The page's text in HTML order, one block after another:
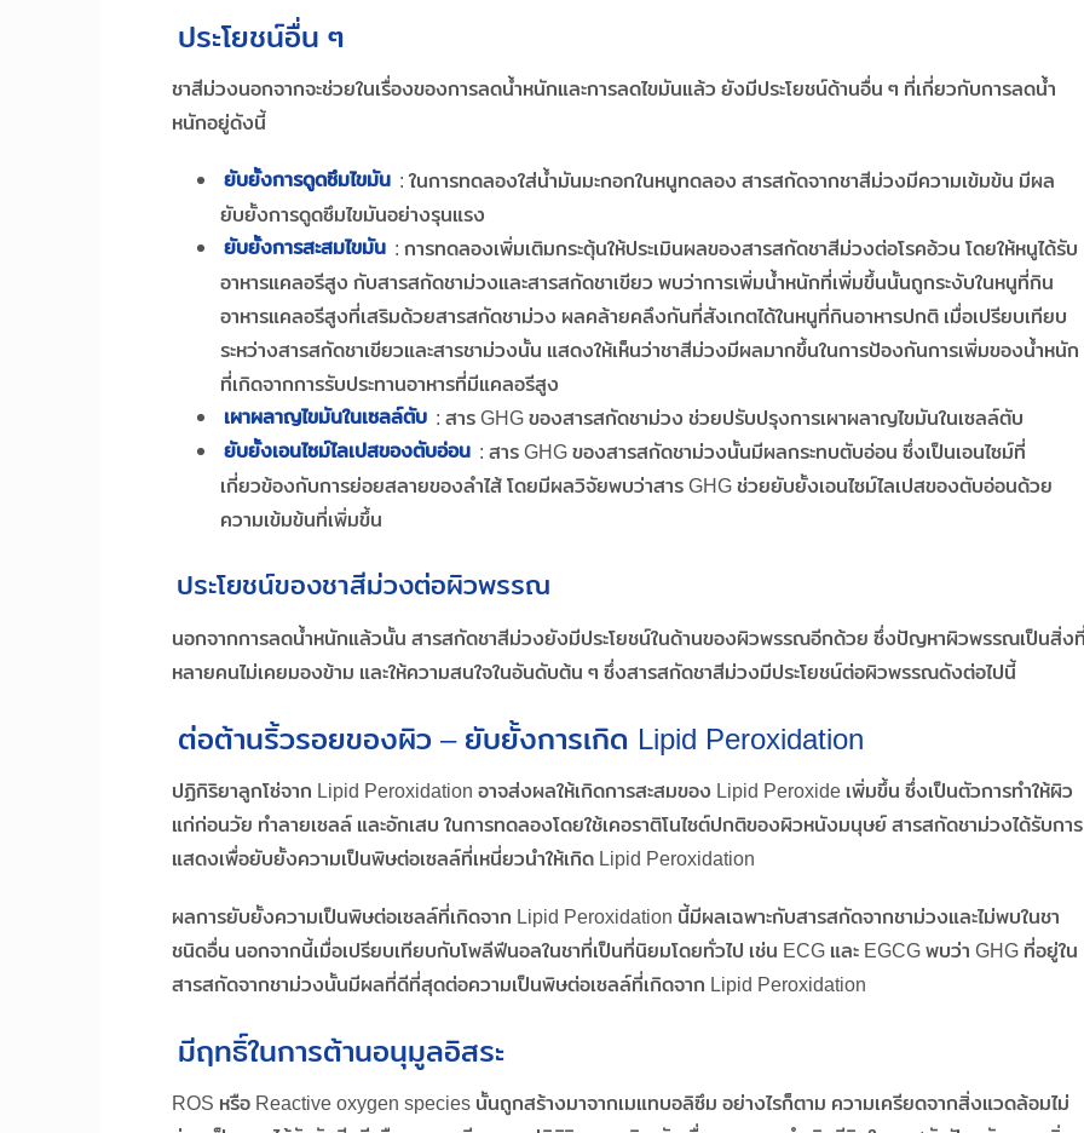
ประโยชน์อื่น ๆ
ชาสีม่วงนอกจากจะช่วยในเรื่องของการลดน้ำหนักและการลดไขมันแล้ว ยังมีประโยชน์ด้านอื่น ๆ ที่เกี่ยวกับการลดน้ำ
หนักอยู่ดังนี้
ยับยั้งการดูดซึมไขมัน : ในการทดลองใส่น้ำมันมะกอกในหนูทดลอง สารสกัดจากชาสีม่วงมีความเข้มข้น มีผล
ยับยั้งการดูดซึมไขมันอย่างรุนแรง
ยับยั้งการสะสมไขมัน : การทดลองเพิ่มเติมกระตุ้นให้ประเมินผลของสารสกัดชาสีม่วงต่อโรคอ้วน โดยให้หนูได้รับ
อาหารแคลอรีสูง กับสารสกัดชาม่วงและสารสกัดชาเขียว พบว่าการเพิ่มน้ำหนักที่เพิ่มขึ้นนั้นถูกระงับในหนูที่กิน
อาหารแคลอรีสูงที่เสริมด้วยสารสกัดชาม่วง ผลคล้ายคลึงกันที่สังเกตได้ในหนูที่กินอาหารปกติ เมื่อเปรียบเทียบ
ระหว่างสารสกัดชาเขียวและสารชาม่วงนั้น แสดงให้เห็นว่าชาสีม่วงมีผลมากขึ้นในการป้องกันการเพิ่มของน้ำหนัก
ที่เกิดจากการรับประทานอาหารที่มีแคลอรีสูง
เผาผลาญไขมันในเซลล์ตับ : สาร GHG ของสารสกัดชาม่วง ช่วยปรับปรุงการเผาผลาญไขมันในเซลล์ตับ
ยับยั้งเอนไซม์ไลเปสของตับอ่อน : สาร GHG ของสารสกัดชาม่วงนั้นมีผลกระทบตับอ่อน ซึ่งเป็นเอนไซม์ที่
เกี่ยวข้องกับการย่อยสลายของลำไส้ โดยมีผลวิจัยพบว่าสาร GHG ช่วยยับยั้งเอนไซม์ไลเปสของตับอ่อนด้วย
ความเข้มข้นที่เพิ่มขึ้น
ประโยชน์ของชาสีม่วงต่อผิวพรรณ
นอกจากการลดน้ำหนักแล้วนั้น สารสกัดชาสีม่วงยังมีประโยชน์ในด้านของผิวพรรณอีกด้วย ซึ่งปัญหาผิวพรรณเป็นสิ่ง
หลายคนไม่เคยมองข้าม และให้ความสนใจในอันดับต้น ๆ ซึ่งสารสกัดชาสีม่วงมีประโยชน์ต่อผิวพรรณดังต่อไปนี้
ต่อต้านริ้วรอยของผิว – ยับยั้งการเกิด Lipid Peroxidation
ปฏิกิริยาลูกโซ่จาก Lipid Peroxidation อาจส่งผลให้เกิดการสะสมของ Lipid Peroxide เพิ่มขึ้น ซึ่งเป็นตัวการทำให้ผิว
แก่ก่อนวัย ทำลายเซลล์ และอักเสบ ในการทดลองโดยใช้เคอราติโนไซต์ปกติของผิวหนังมนุษย์ สารสกัดชาม่วงได้รับการ
แสดงเพื่อยับยั้งความเป็นพิษต่อเซลล์ที่เหนี่ยวนำให้เกิด Lipid Peroxidation
ผลการยับยั้งความเป็นพิษต่อเซลล์ที่เกิดจาก Lipid Peroxidation นี้มีผลเฉพาะกับสารสกัดจากชาม่วงและไม่พบในชา
ชนิดอื่น นอกจากนี้เมื่อเปรียบเทียบกับโพลีฟีนอลในชาที่เป็นที่นิยมโดยทั่วไป เช่น ECG และ EGCG พบว่า GHG ที่อยู่ใน
สารสกัดจากชาม่วงนั้นมีผลที่ดีที่สุดต่อความเป็นพิษต่อเซลล์ที่เกิดจาก Lipid Peroxidation
มีฤทธิ์ในการต้านอนุมูลอิสระ
ROS หรือ Reactive oxygen species นั้นถูกสร้างมาจากเมแทบอลิซึม อย่างไรก็ตาม ความเครียดจากสิ่งแวดล้อมไม่